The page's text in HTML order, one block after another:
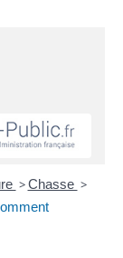
> Chasse >